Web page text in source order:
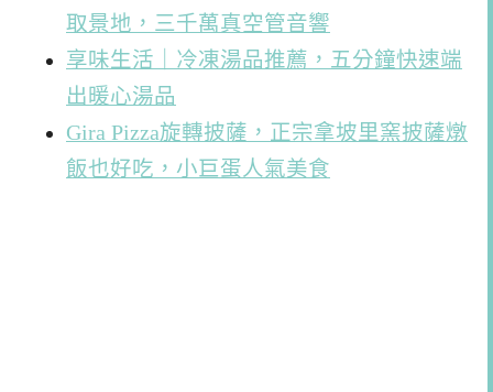
取景地，三千萬真空管音響
享味生活｜冷凍湯品推薦，五分鐘快速端
出暖心湯品
Gira Pizza旋轉披薩，正宗拿坡里窯披薩燉
飯也好吃，小巨蛋人氣美食